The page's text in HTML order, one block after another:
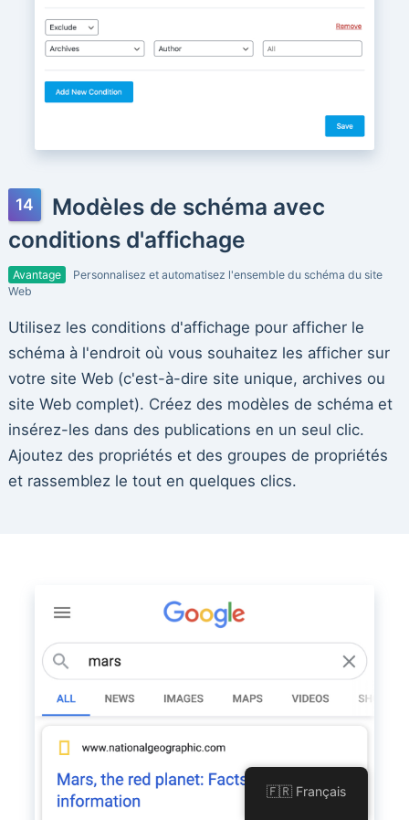
Modèles de schéma avec
conditions d'affichage
Avantage
Personnalisez et automatisez l'ensemble du schéma du site
Web
Utilisez les conditions d'affichage pour afficher le
schéma à l'endroit où vous souhaitez les afficher sur
votre site Web (c'est-à-dire site unique, archives ou
site Web complet). Créez des modèles de schéma et
insérez-les dans des publications en un seul clic.
Ajoutez des propriétés et des groupes de propriétés
et rassemblez le tout en quelques clics.
🇫🇷 Français